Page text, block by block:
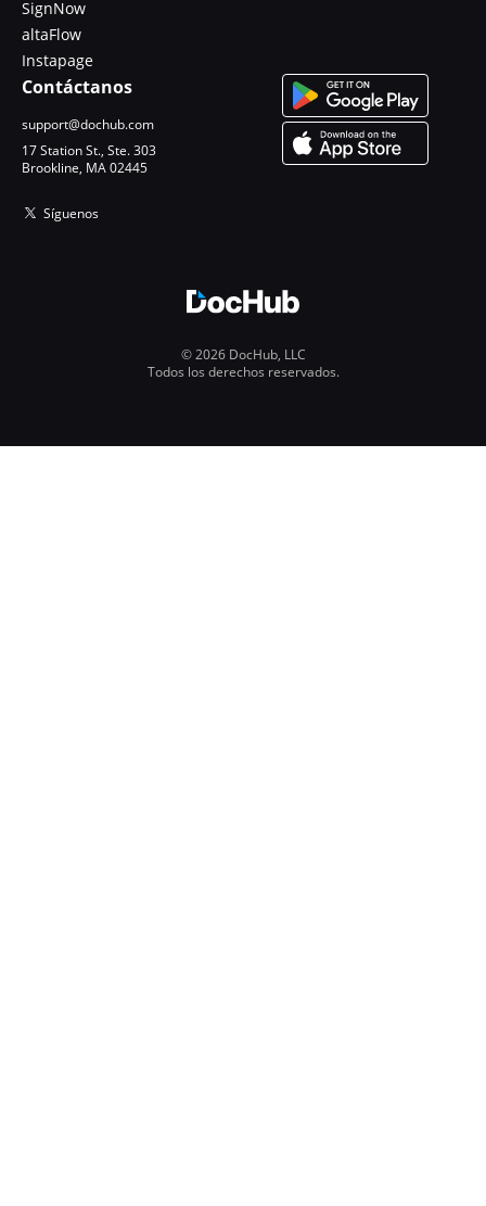
SignNow
altaFlow
Instapage
Contáctanos
support@dochub.com
17 Station St., Ste. 303
Brookline, MA 02445
Síguenos
© 2026 DocHub, LLC
Todos los derechos reservados.